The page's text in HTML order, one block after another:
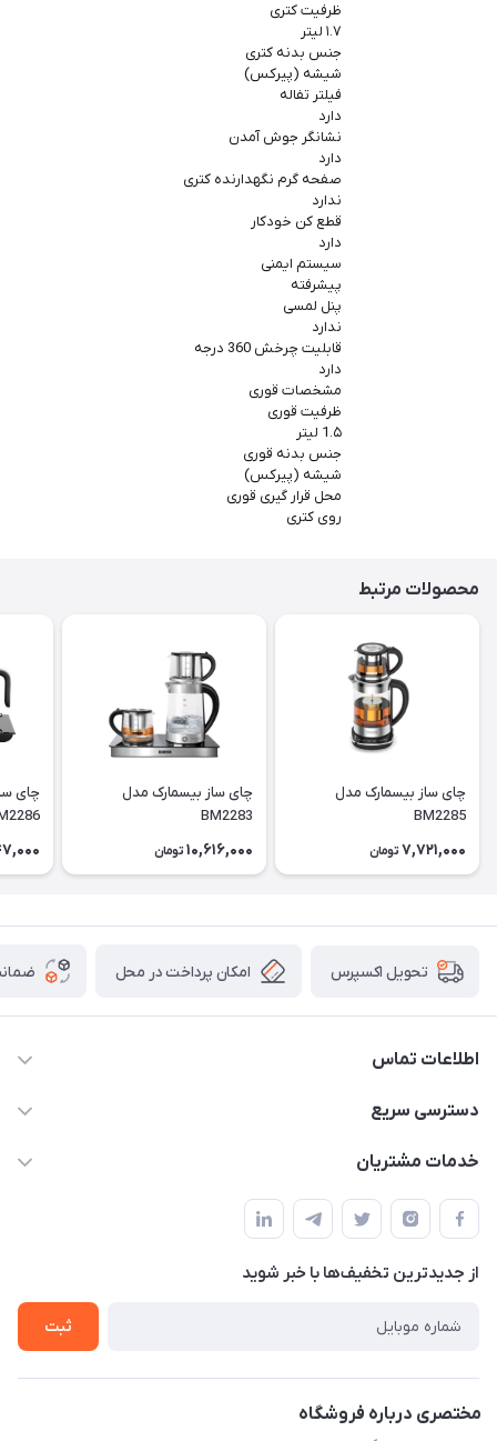
ظرفیت کتری
۱.۷ لیتر
جنس بدنه کتری
شیشه (پیرکس)
فیلتر تفاله
دارد
نشانگر جوش آمدن
دارد
صفحه گرم نگهدارنده کتری
ندارد
قطع کن خودکار
دارد
سیستم ایمنی
پیشرفته
پنل لمسی
ندارد
قابلیت چرخش 360 درجه
دارد
مشخصات قوری
ظرفیت قوری
1.۵ لیتر
جنس بدنه قوری
شیشه (پیرکس)
محل قرار گیری قوری
روی کتری
محصولات مرتبط
چای ساز بیسمارک مدل
BM2285
7,721,000 تومان
چای ساز بیسمارک مدل
BM2283
10,616,000 تومان
چای
تحویل اکسپرس امکان پرداخت در محل
اطلاعات تماس
۰۲۱۰۰۰۰۰۰۰۰
دسترسی سریع
حساب کاربری
لیست محصولات
درباره ما
خدمات مشتریان
قوانین و مقررات
حریم خصوصی
راهنما
از جدید‌ترین تخفیف‌ها با‌ خبر شوید
ثبت
مختصری درباره فروشگاه